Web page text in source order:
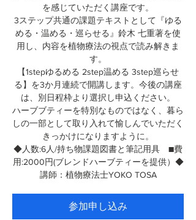
を感じていただく講座です。
3ステップ共通の課題テキストとして『ゆる
める・温める・巡らせる』鈴木 七重著を使
用し、内容を植物療法の視点で読み解きま
す。
【1stepゆるめる 2step温める 3step巡らせ
る】を3か月連続で開講します。今後の講座
は、別日程枠より選択し申込ください。
ハーブブティーを特別なものではなく、暮ら
しの一部として取り入れて愉しんでいただく
きっかけになりますように。
◆人数:6人/持ち物課題図書と筆記用具 ■費
用:2000円(ブレンドハーブティーを提供）◆
講師：植物療法士YOKO TOSA
参加申し込み